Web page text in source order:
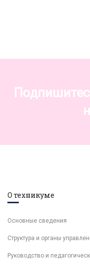
О техникуме
Основные сведения
Структура и органы
Руководство и